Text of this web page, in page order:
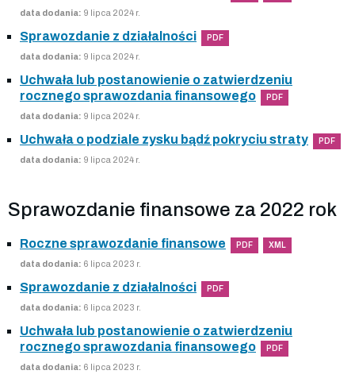
data dodania: 9 lipca 2024 r.
Sprawozdanie z działalności PDF
data dodania: 9 lipca 2024 r.
Uchwała lub postanowienie o zatwierdzeniu
rocznego sprawozdania finansowego
PDF
data dodania: 9 lipca 2024 r.
Uchwała o podziale zysku bądź pokryciu straty PDF
data dodania: 9 lipca 2024 r.
Sprawozdanie finansowe za 2022 rok
Roczne sprawozdanie finansowe PDF XML
data dodania: 6 lipca 2023 r.
Sprawozdanie z działalności PDF
data dodania: 6 lipca 2023 r.
Uchwała lub postanowienie o zatwierdzeniu
rocznego sprawozdania finansowego
PDF
data dodania: 6 lipca 2023 r.